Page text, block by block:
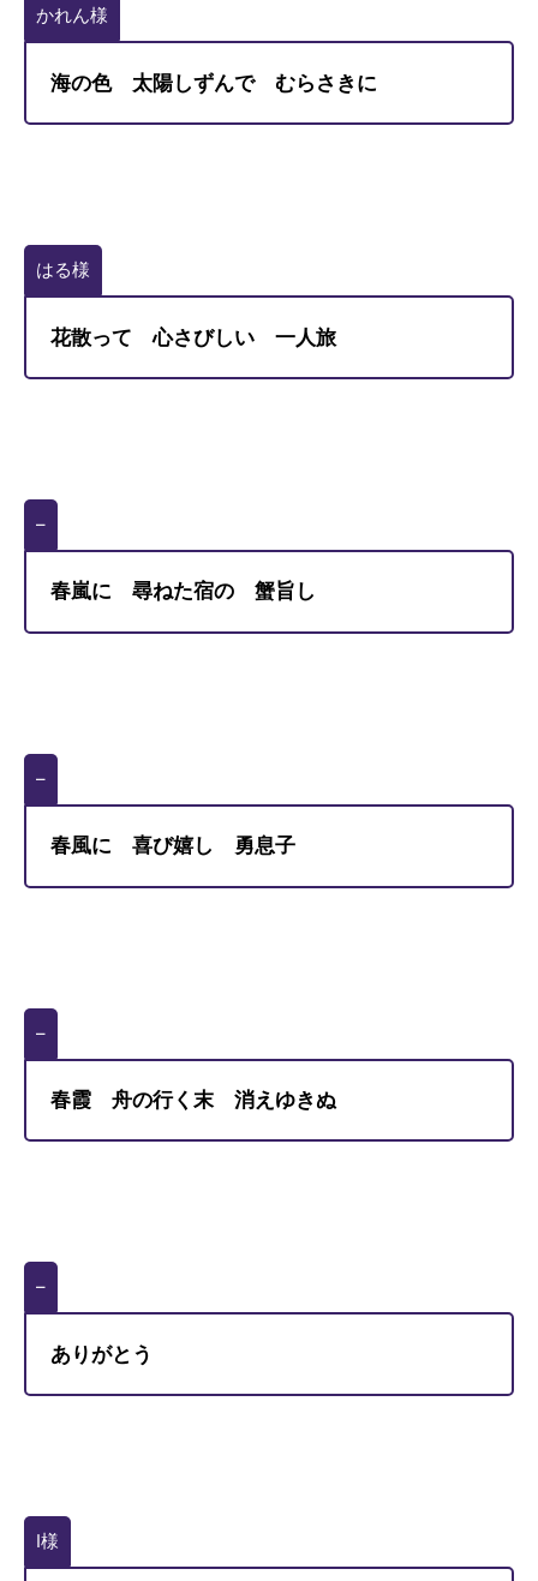
かれん様
海の色 太陽しずんで むらさきに
はる様
花散って 心さびしい 一人旅
–
春嵐に 尋ねた宿の 蟹旨し
–
春風に 喜び嬉し 勇息子
–
春霞 舟の行く末 消えゆきぬ
–
ありがとう
I様